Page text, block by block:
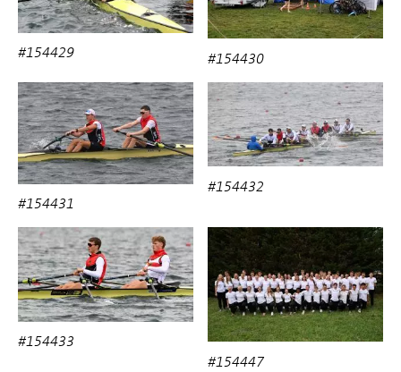
#154429 #154430
#154431
#154432
#154433
#154447